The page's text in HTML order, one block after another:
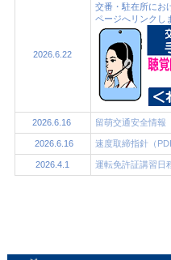
2026.6.22
交番・駐在所にお
ページへリンクし
2026.6.16 留萌交通安全情報
2026.6.16 速度取締指針（
2026.4.1 運転免許証講習日